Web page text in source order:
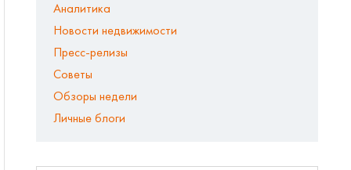
Аналитика
Новости недвижимости
Пресс-релизы
Советы
Обзоры недели
Личные блоги